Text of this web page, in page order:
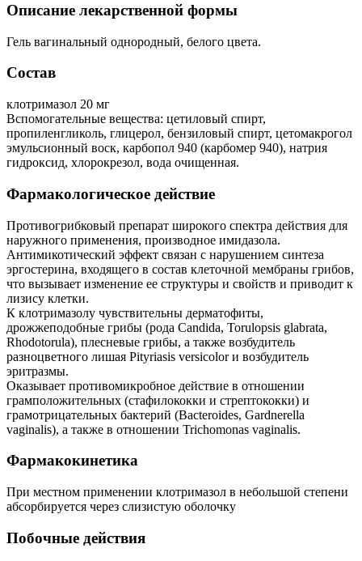
Описание лекарственной формы
Гель вагинальный однородный, белого цвета.
Состав
клотримазол 20 мг
Вспомогательные вещества: цетиловый спирт,
пропиленгликоль, глицерол, бензиловый спирт, цетомакрогол
эмульсионный воск, карбопол 940 (карбомер 940), натрия
гидроксид, хлорокрезол, вода очищенная.
Фармакологическое действие
Противогрибковый препарат широкого спектра действия для
наружного применения, производное имидазола.
Антимикотический эффект связан с нарушением синтеза
эргостерина, входящего в состав клеточной мембраны грибов,
что вызывает изменение ее структуры и свойств и приводит к
лизису клетки.
К клотримазолу чувствительны дерматофиты,
дрожжеподобные грибы (рода Candida, Torulopsis glabrata,
Rhodotorula), плесневые грибы, а также возбудитель
разноцветного лишая Pityriasis versicolor и возбудитель
эритразмы.
Оказывает противомикробное действие в отношении
грамположительных (стафилококки и стрептококки) и
грамотрицательных бактерий (Bacteroides, Gardnerella
vaginalis), а также в отношении Trichomonas vaginalis.
Фармакокинетика
При местном применении клотримазол в небольшой степени
абсорбируется через слизистую оболочку
Побочные действия